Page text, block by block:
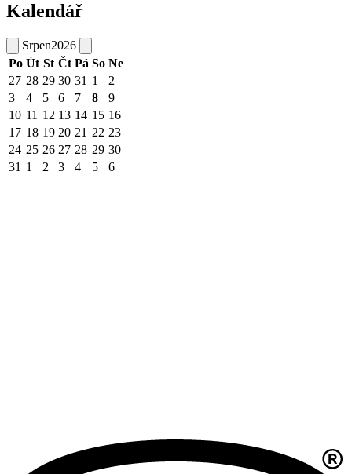
Kalendář
Srpen2026
Po Út St Čt Pá So Ne
27 28 29 30 31 1
2
3
4 5 6 7 8
9
10 11 12 13 14 15 16
17 18 19 20 21 22 23
24 25 26 27 28 29 30
31 1 2 3 4 5 6